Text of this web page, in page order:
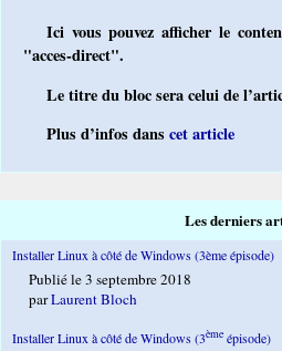
Ici vous pouvez afficher le
"acces-direct".
Le titre du bloc sera celui de
Plus d’infos danscet article
Les derniers
Installer Linux à côté de Windows (3ème épisode)
Publié le 3 septembre 2018
parLaurent Bloch
Installer Linux à côté de Windows (3ème épisode)